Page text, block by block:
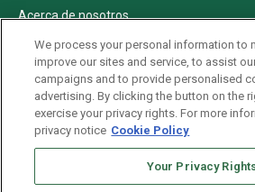
Acerca de nosotros
Politica de privacidad
Pautas Editoriales
AdChoices
Advertise with us
Newsletters
We process your personal information to
improve our sites and service, to assist
campaigns and to provide personalised
advertising. By clicking the button on the
exercise your privacy rights. For more
privacy notice Cookie Policy
Your Privacy